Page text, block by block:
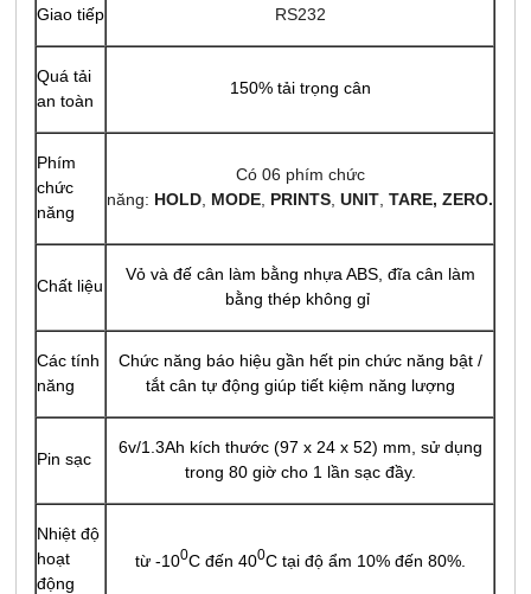
Giao tiếp RS232
Quá tải
an toàn
150% tải trọng cân
Phím
chức
năng
Có 06 phím chức
năng: HOLD MODE PRINTS ,UNIT ,TARE, ZERO.
Chất liệu
Vỏ và đế cân làm bằng nhựa ABS, đĩa cân làm
bằng thép không gỉ
Các tính
năng
Chức năng báo hiệu gần hết pin chức năng bật /
tắt cân tự động giúp tiết kiệm năng lượng
Pin sạc
6v/1.3Ah kích thước (97 x 24 x 52) mm, sử dụng
trong 80 giờ cho 1 lần sạc đầy.
Nhiệt độ
hoạt
động
từ -100C đến 400C tại độ ẩm 10% đến 80%.